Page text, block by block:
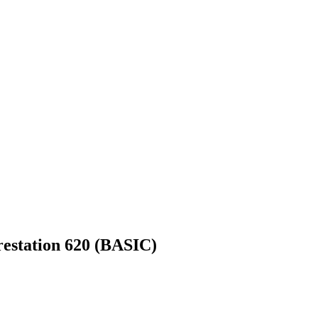
620 (BASIC)